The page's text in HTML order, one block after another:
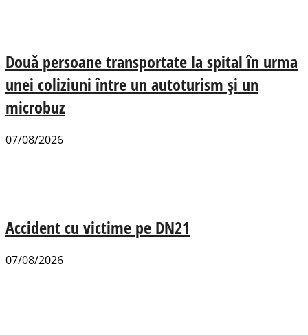
Două persoane transportate la spital în urma
unei coliziuni între un autoturism și un
microbuz
07/08/2026
Accident cu victime pe DN21
07/08/2026